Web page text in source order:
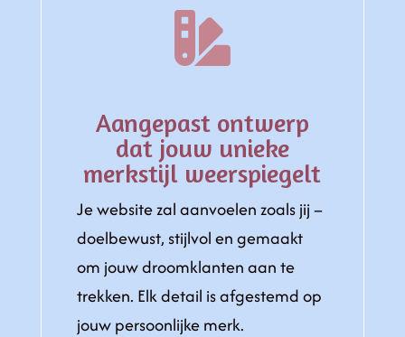

Aangepast ontwerp
dat jouw unieke
merkstijl weerspiegelt
Je website zal aanvoelen zoals jij –
doelbewust, stijlvol en gemaakt
om jouw droomklanten aan te
trekken. Elk detail is afgestemd op
jouw persoonlijke merk.